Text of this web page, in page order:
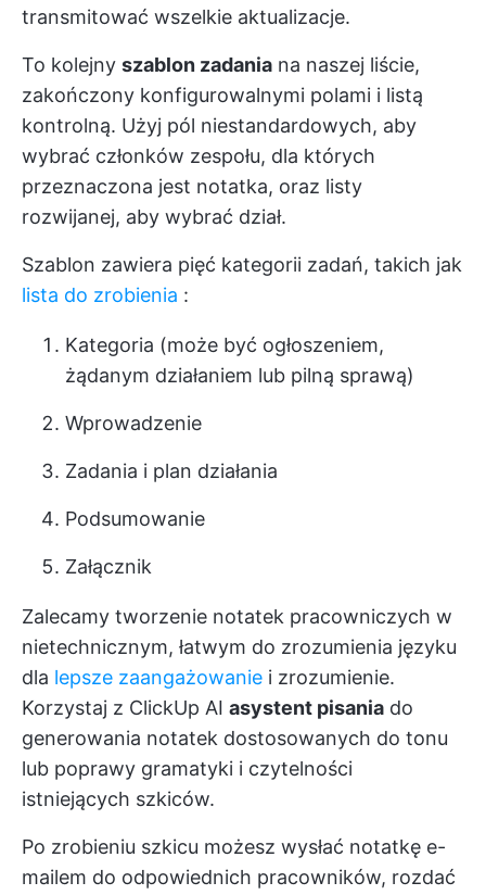
transmitować wszelkie aktualizacje.
To kolejny szablon zadania na naszej liście,
zakończony konfigurowalnymi polami i listą
kontrolną. Użyj pól niestandardowych, aby
wybrać członków zespołu, dla których
przeznaczona jest notatka, oraz listy
rozwijanej, aby wybrać dział.
Szablon zawiera pięć kategorii zadań, takich jak
lista do zrobienia :
Kategoria (może być ogłoszeniem,
żądanym działaniem lub pilną sprawą)
Wprowadzenie
Zadania i plan działania
Podsumowanie
Załącznik
Zalecamy tworzenie notatek pracowniczych w
nietechnicznym, łatwym do zrozumienia języku
dla lepsze zaangażowanie i zrozumienie.
Korzystaj z ClickUp AI asystent pisania do
generowania notatek dostosowanych do tonu
lub poprawy gramatyki i czytelności
istniejących szkiców.
Po zrobieniu szkicu możesz wysłać notatkę e-
mailem do odpowiednich pracowników, rozdać